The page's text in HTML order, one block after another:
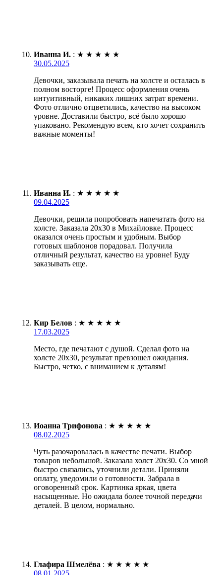
Иванна И. : ★ ★ ★ ★ ★
30.05.2025
Девочки, заказывала печать на холсте и осталась в
полном восторге! Процесс оформления очень
интуитивный, никаких лишних затрат времени.
Фото отлично отцветились, качество на высоком
уровне. Доставили быстро, всё было хорошо
упаковано. Рекомендую всем, кто хочет сохранить
важные моменты!
Иванна И. : ★ ★ ★ ★ ★
09.04.2025
Девочки, решила попробовать напечатать фото на
холсте. Заказала 20х30 в Михайловке. Процесс
оказался очень простым и удобным. Выбор
готовых шаблонов порадовал. Получила
отличный результат, качество на уровне! Буду
заказывать еще.
Кир Белов : ★ ★ ★ ★ ★
17.03.2025
Место, где печатают с душой. Сделал фото на
холсте 20х30, результат превзошел ожидания.
Быстро, четко, с вниманием к деталям!
Иоанна Трифонова : ★ ★ ★ ★ ★
08.02.2025
Чуть разочаровалась в качестве печати. Выбор
товаров небольшой. Заказала холст 20х30. Со мной
быстро связались, уточнили детали. Приняли
оплату, уведомили о готовности. Забрала в
оговоренный срок. Картинка яркая, цвета
насыщенные. Но ожидала более точной передачи
деталей. В целом, нормально.
Глафира Шмелёва : ★ ★ ★ ★ ★
08.01.2025